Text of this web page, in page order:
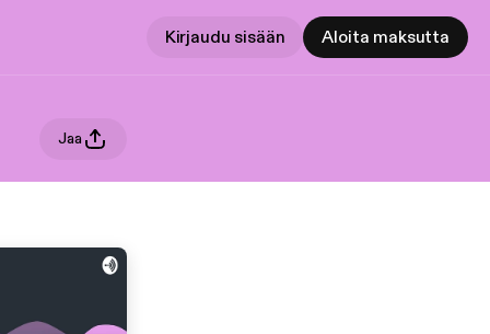
Kirjaudu sisään Aloita maksutta
Jaa